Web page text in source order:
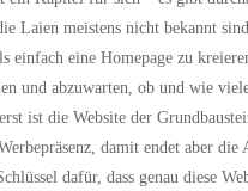
ein Kapitel für sich – es gibt
Laien meistens nicht bekannt
einfach eine Homepage zu
und abzuwarten, ob und wie viele
ist die Website der
damit endet aber die